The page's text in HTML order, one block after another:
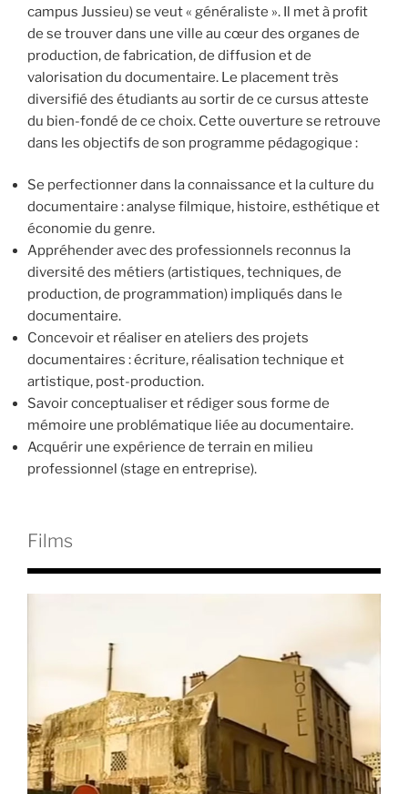
campus Jussieu) se veut « généraliste ». Il met à profit
de se trouver dans une ville au cœur des organes de
production, de fabrication, de diffusion et de
valorisation du documentaire. Le placement très
diversifié des étudiants au sortir de ce cursus atteste
du bien-fondé de ce choix. Cette ouverture se retrouve
dans les objectifs de son programme pédagogique :
Se perfectionner dans la connaissance et la culture du
documentaire : analyse filmique, histoire, esthétique et
économie du genre.
Appréhender avec des professionnels reconnus la
diversité des métiers (artistiques, techniques, de
production, de programmation) impliqués dans le
documentaire.
Concevoir et réaliser en ateliers des projets
documentaires : écriture, réalisation technique et
artistique, post-production.
Savoir conceptualiser et rédiger sous forme de
mémoire une problématique liée au documentaire.
Acquérir une expérience de terrain en milieu
professionnel (stage en entreprise).
Films